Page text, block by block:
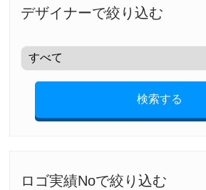
デザイナーで絞り込む
検索する
ロゴ実績Noで絞り込む